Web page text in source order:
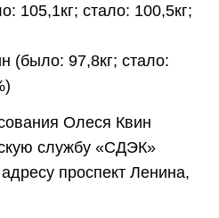
105,1кг; стало: 100,5кг;
(было: 97,8кг; стало:
Олеся Квин
службу «СДЭК»
проспект Ленина,